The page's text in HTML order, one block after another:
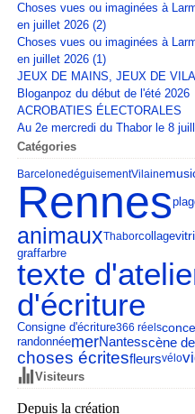
Choses vues ou imaginées à
en juillet 2026 (2)
Choses vues ou imaginées à
en juillet 2026 (1)
JEUX DE MAINS, JEUX DE
Bloganpoz du début de l'été 2026
ACROBATIES ÉLECTORALES
Au 2e mercredi du Thabor le 8
Catégories
BarcelonedéguisementVilaine
Rennes
animauxThaborcollage
graffarbre
texte
d'écriture
Consigne d'écriture366 réels
randonnéemerNantesscène
choses écritesfleursvélo
Visiteurs
Depuis la création